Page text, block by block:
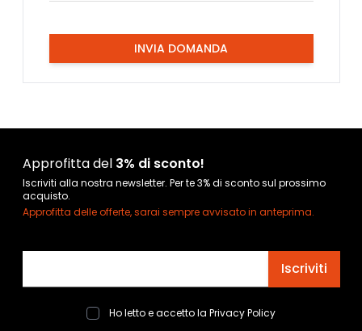
INVIA DOMANDA
Approfitta del 3% di sconto!
Iscriviti alla nostra newsletter. Per te 3% di sconto sul prossimo
acquisto.
Approfitta delle offerte, sarai sempre avvisato in anteprima.
Iscriviti
Ho letto e accetto la Privacy Policy